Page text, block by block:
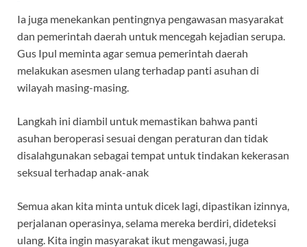
Ia juga menekankan pentingnya pengawasan masyarakat
dan pemerintah daerah untuk mencegah kejadian serupa.
Gus Ipul meminta agar semua pemerintah daerah
melakukan asesmen ulang terhadap panti asuhan di
wilayah masing-masing.
Langkah ini diambil untuk memastikan bahwa panti
asuhan beroperasi sesuai dengan peraturan dan tidak
disalahgunakan sebagai tempat untuk tindakan kekerasan
seksual terhadap anak-anak
Semua akan kita minta untuk dicek lagi, dipastikan izinnya,
perjalanan operasinya, selama mereka berdiri, dideteksi
ulang. Kita ingin masyarakat ikut mengawasi, juga